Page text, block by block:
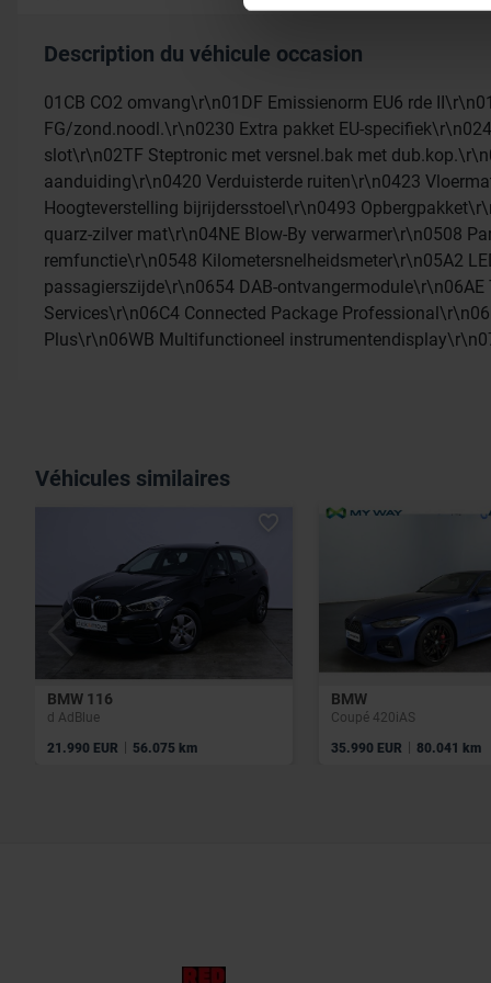
Les cookies nous
avec nos partenaires de
Description du véhicule occasion
01CB CO2 omvang\r\n01DF Emissienorm EU6 rde
FG/zond.noodl.\r\n0230 Extra pakket EU-
slot\r\n02TF Steptronic met versnel.bak met
aanduiding\r\n0420 Verduisterde ruiten\r\n0423
Hoogteverstelling bijrijdersstoel\r\n0493
quarz-zilver mat\r\n04NE Blow-By verwarmer\r\n0508
remfunctie\r\n0548 Kilometersnelheidsmeter\r\n05A2
passagierszijde\r\n0654 DAB-
Services\r\n06C4 Connected Package
Plus\r\n06WB Multifunctioneel
Véhicules similaires
BMW 116
d AdBlue
21.990 EUR | 56.075 km
BMW
Coupé 420iAS
35.990 EUR | 80.041 km